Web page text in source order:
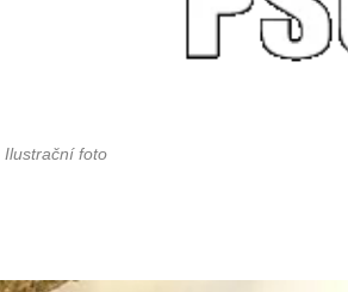
Ilustrační foto